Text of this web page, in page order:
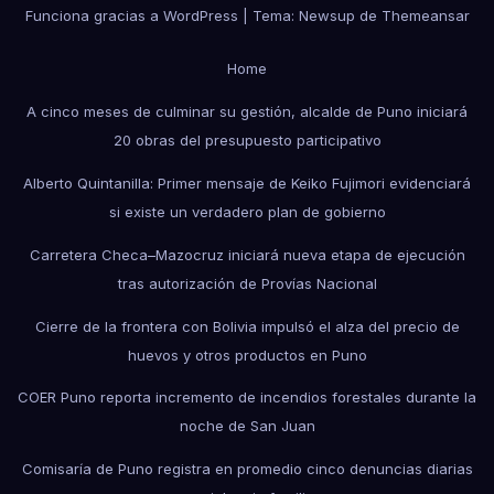
Funciona gracias a WordPress Tema: Newsup de Themeansar
Home
A cinco meses de culminar su gestión, alcalde de Puno iniciará
20 obras del presupuesto participativo
Alberto Quintanilla: Primer mensaje de Keiko Fujimori evidenciará
si existe un verdadero plan de gobierno
Carretera Checa–Mazocruz iniciará nueva etapa de ejecución
tras autorización de Provías Nacional
Cierre de la frontera con Bolivia impulsó el alza del precio de
huevos y otros productos en Puno
COER Puno reporta incremento de incendios forestales durante la
noche de San Juan
Comisaría de Puno registra en promedio cinco denuncias diarias